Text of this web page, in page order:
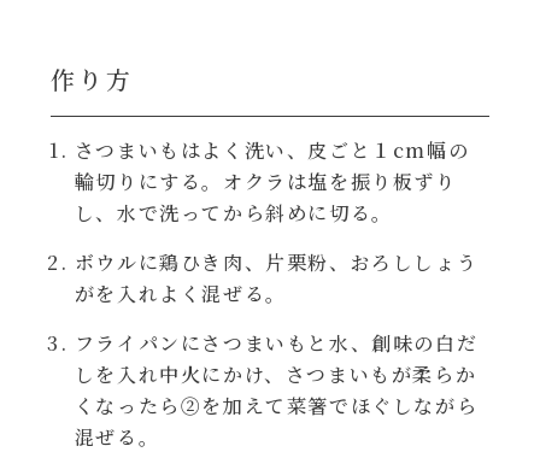
おもてなし
BBQ/キャンプ
炊飯器
レンジ調理
聖護院かぶらのもみじおろしぽん酢
ハコネーゼ 完熟トマト
ハコネーゼ 海老クリーム
ハコネーゼ ボロネーゼ
ハコネーゼ ポルチーニ
ハコネーゼ カルボナーラ
作り方
さつまいもはよく洗い、皮ごと１cm幅の
輪切りにする。オクラは塩を振り板ずり
し、水で洗ってから斜めに切る。
ボウルに鶏ひき肉、片栗粉、おろししょう
がを入れよく混ぜる。
フライパンにさつまいもと水、創味の白だ
しを入れ中火にかけ、さつまいもが柔らか
くなったら②を加えて菜箸でほぐしながら
混ぜる。